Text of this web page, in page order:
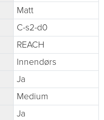
Matt
C-s2-d0
REACH
Innendørs
Ja
Medium
Ja